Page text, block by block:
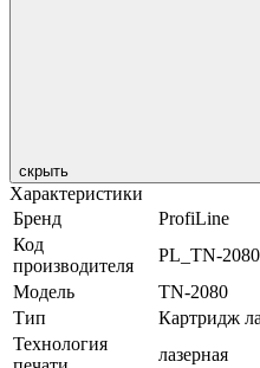
скрыть
Характеристики
Бренд
ProfiLine
Код
производителя
PL_TN-2080
Модель
TN-2080
Тип
Картридж
Технология
лазерная